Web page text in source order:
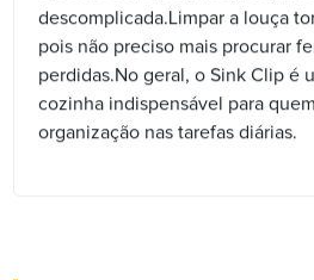
descomplicada.Limpar a louça
pois não preciso mais procurar
perdidas.No geral, o Sink Clip é
cozinha indispensável para
organização nas tarefas diárias.